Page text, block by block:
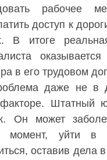
рабочее
доступ к
В итоге
в его трудовом
даже не в
факторе. Штатный
Он может
момент, уйти в
оставив дела